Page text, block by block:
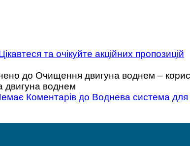
та очікуйте акційних пропозицій
до Очищення двигуна воднем –
двигуна воднем
Коментарів до Воднева система для